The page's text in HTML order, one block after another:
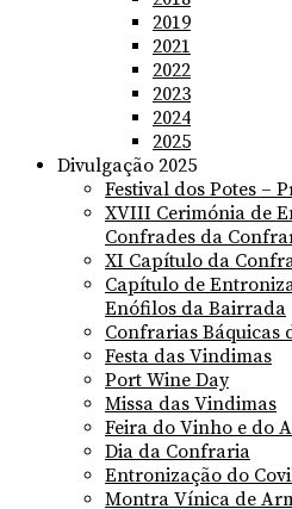
2019
2021
2022
2023
2024
2025
Divulgação 2025
Festival dos Potes –
XVIII Cerimónia de
Confrades da
XI Capítulo da
Capítulo de
Enófilos da Bairrada
Confrarias Báquicas
Festa das Vindimas
Port Wine Day
Missa das Vindimas
Feira do Vinho e do
Dia da Confraria
Entronização do
Montra Vínica de